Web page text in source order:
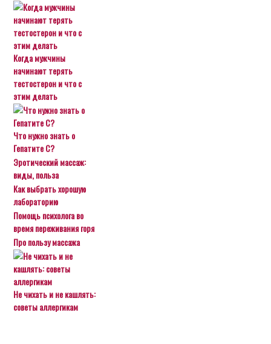
Когда мужчины
начинают терять
тестостерон и что с
этим делать
Что нужно знать о
Гепатите С?
Эротический массаж:
виды, польза
Как выбрать хорошую
лабораторию
Помощь психолога во
время переживания горя
Про пользу массажа
Не чихать и не кашлять:
советы аллергикам